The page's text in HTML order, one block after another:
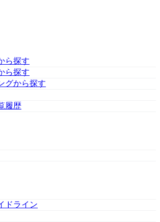
ら探す
ら探す
グから探す
履歴
ドライン